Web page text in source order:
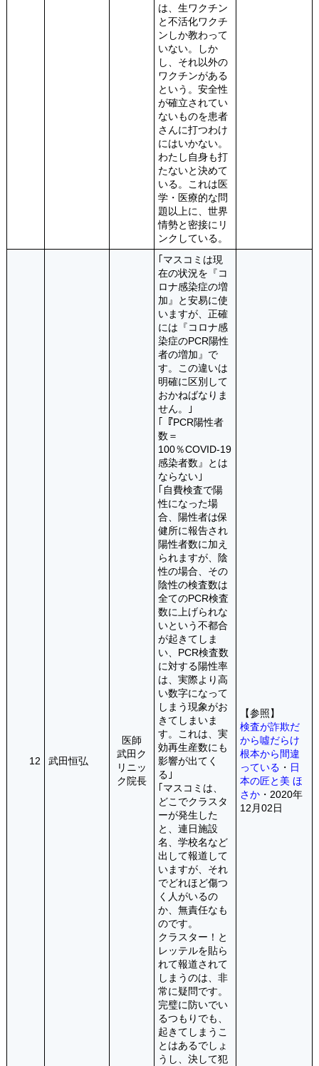
は、生ワクチン
と不活化ワクチ
ンしか教わって
いない。しか
し、それ以外の
ワクチンがある
という。安全性
が確立されてい
ないものを患者
さんに打つわけ
にはいかない。
わたし自身も打
たないと決めて
いる。これは医
学・医療的な問
題以上に、世界
情勢と密接にリ
ンクしている。
12 武田恒弘
医師
武田ク
リニッ
ク院長
｢マスコミは現
在の状況を『コ
ロナ感染症の増
加』と安易に使
いますが、正確
には『コロナ感
染症のPCR陽性
者の増加』で
す。この違いは
明確に区別して
おかねばなりま
せん。｣
｢『PCR陽性者
数＝
100％COVID-19
感染者数』とは
ならない｣
｢自費検査で陽
性になった場
合、陽性者は保
健所に報告され
陽性者数に加え
られますが、陰
性の場合、その
陰性の検査数は
全てのPCR検査
数に上げられな
いという不都合
が起きてしま
い、PCR検査数
に対する陽性率
は、実際より高
い数字になって
しまう現象がお
きてしまいま
す。これは、実
効再生産数にも
影響が出てく
る｣
｢マスコミは、
どこでクラスタ
ーが発生した
と、連日施設
名、学校名など
出して報道して
いますが、それ
でどれほど傷つ
く人がいるの
か、無責任なも
のです。
クラスター！と
レッテルを貼ら
れて報道されて
しまうのは、非
常に疑問です。
完璧に防いでい
るつもりでも、
起きてしまうこ
とはあるでしょ
うし、決して犯
【参照】
検査が詐欺だ
から噓だらけ
根本から間違
っている ・ 日
本の匠と美 ほ
さか・2020年
12月02日